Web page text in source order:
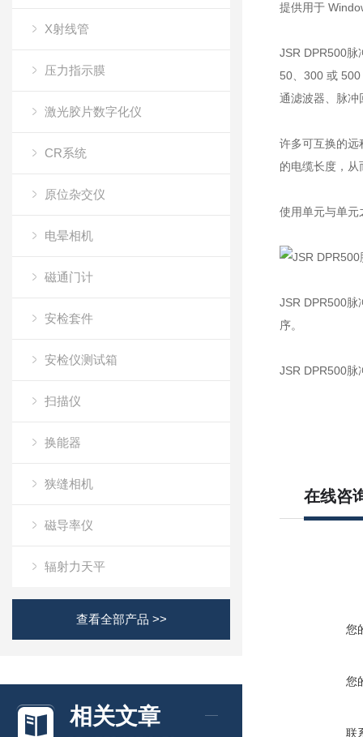
X射线管
压力指示膜
激光胶片数字化仪
CR系统
原位杂交仪
电晕相机
磁通门计
安检套件
安检仪测试箱
扫描仪
换能器
狭缝相机
磁导率仪
辐射力天平
查看全部产品 >>
相关文章
提供用于
JSR DPR500脉
50、300 或
通滤波器、脉冲
许多可互换的远
的电缆长度，
使用单元与单元
JSR DPR500脉
序。
JSR DPR500脉
在线咨
您
您
联